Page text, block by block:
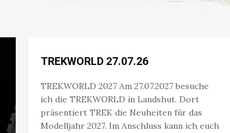
TREKWORLD 27.07.26
TREKWORLD 2027 Am 27.07.2027 besuche
ich die TREKWORLD in Landshut. Dort
präsentiert TREK die Neuheiten für das
Modelljahr 2027. Im Anschluss kann ich euch